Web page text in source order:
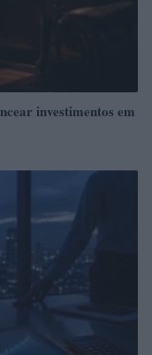
investimentos em